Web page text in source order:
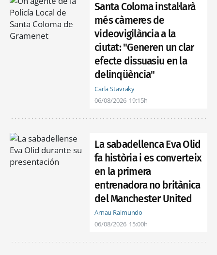
Santa Coloma instal·larà
més càmeres de
videovigilància a la
ciutat: "Generen un clar
efecte dissuasiu en la
delinqüència"
Carla Stavraky
06/08/2026 19:15h
La sabadellenca Eva Olid
fa història i es converteix
en la primera
entrenadora no britànica
del Manchester United
Arnau Raimundo
06/08/2026 15:00h